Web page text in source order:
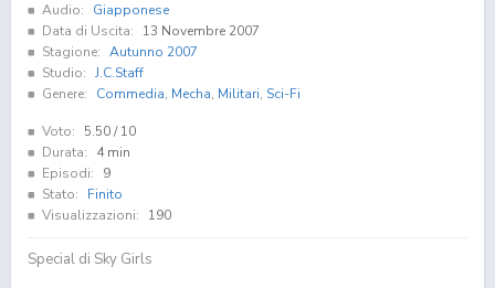
Audio:
Giapponese
Data di Uscita:
13 Novembre 2007
Stagione: Autunno 2007
Studio: J.C.Staff
Genere:
Commedia, Mecha, Militari, Sci-Fi
Voto: 5.50/ 10
Durata:
4 min
Episodi:
9
Stato:
Finito
Visualizzazioni:
190
Special di Sky Girls